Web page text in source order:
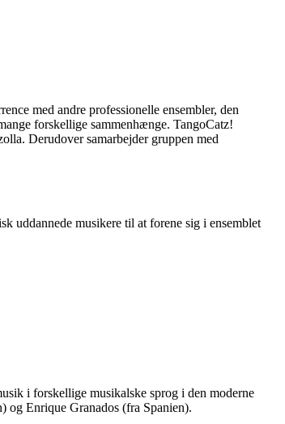
med andre professionelle ensembler, den
forskellige sammenhænge. TangoCatz!
Derudover samarbejder gruppen med
uddannede musikere til at forene sig i ensemblet
i forskellige musikalske sprog i den moderne
Enrique Granados (fra Spanien).